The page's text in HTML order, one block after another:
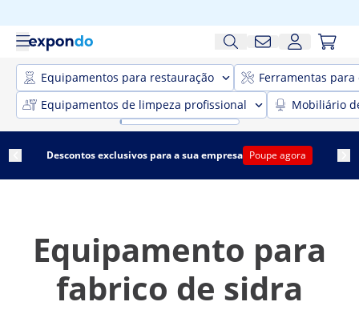
Equipamentos para restauração
Ferramentas para
Equipamentos de limpeza profissional
Mobiliário
Descontos exclusivos para a sua empresa Poupe agora
Equipamento para
fabrico de sidra